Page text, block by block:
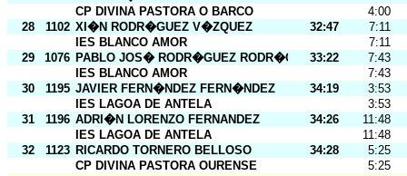
CP DIVINA PASTORA O BARCO
4:00
28
1102 XI�N RODR�GUEZ V�ZQUEZ 32:47
7:11
IES BLANCO AMOR
7:11
29
1076 PABLO JOS� RODR�GUEZ RODR�GUEZ33:22
7:43
IES BLANCO AMOR
7:43
30
1195 JAVIER FERN�NDEZ FERN�NDEZ 34:19
3:53
IES LAGOA DE ANTELA
3:53
31
1196 ADRI�N LORENZO FERNANDEZ 34:26
11:48
IES LAGOA DE ANTELA
11:48
32
1123 RICARDO TORNERO BELLOSO 34:28
5:25
CP DIVINA PASTORA OURENSE
5:25